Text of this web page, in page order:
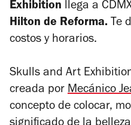
Exhibition llega a
Hilton de Reforma. Te
costos y horarios.
Skulls and Art
creada por Mecánico
concepto de colocar,